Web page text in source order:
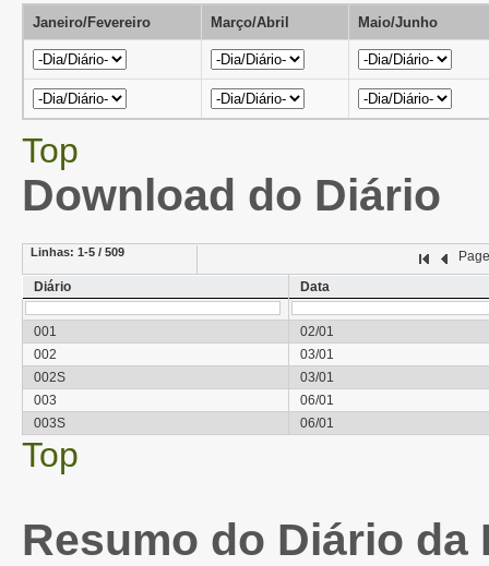
Janeiro/Fevereiro Março/Abril Maio/Junho
Top
Download do Diário
Linhas: 1-5 / 509
Diário
Data
001
02/01
002
03/01
002S
03/01
003
06/01
003S
06/01
Top
Resumo do Diário da